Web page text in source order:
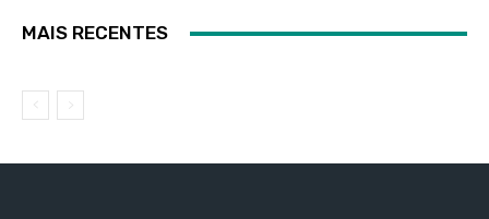
MAIS RECENTES